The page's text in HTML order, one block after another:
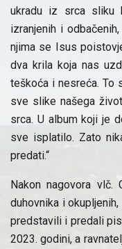
ukradu iz srca sliku
izranjenih i
njima se Isus
dva krila koja nas
teškoća i nesreća. To
sve slike našega
srca. U album koji je
sve isplatilo. Zato
predati.“
Nakon nagovora vlč.
duhovnika i
predstavili i predali
2023. godini, a